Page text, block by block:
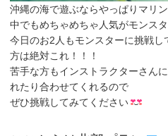
沖縄の海で遊ぶならやっぱりマリ
中でもめちゃめちゃ人気がモンス
今日のお2人もモンスターに挑戦
方は絶対これ！！！
苦手な方もインストラクターさん
れたり合わせてくれるので
ぜひ挑戦してみてください